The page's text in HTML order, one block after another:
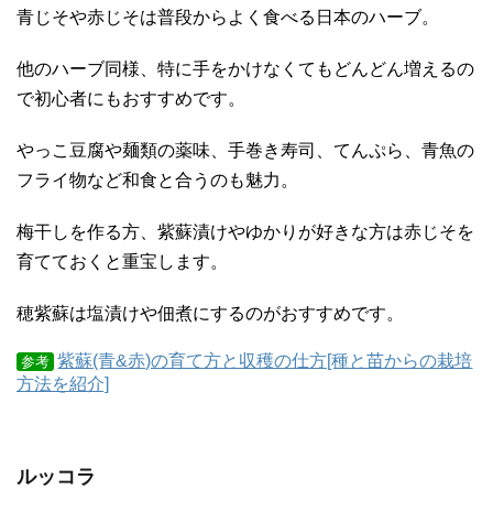
青じそや赤じそは普段からよく食べる日本のハーブ。
他のハーブ同様、特に手をかけなくてもどんどん増えるの
で初心者にもおすすめです。
やっこ豆腐や麺類の薬味、手巻き寿司、てんぷら、青魚の
フライ物など和食と合うのも魅力。
梅干しを作る方、紫蘇漬けやゆかりが好きな方は赤じそを
育てておくと重宝します。
穂紫蘇は塩漬けや佃煮にするのがおすすめです。
参考 紫蘇(青&赤)の育て方と収穫の仕方[種と苗からの栽培
方法を紹介]
ルッコラ